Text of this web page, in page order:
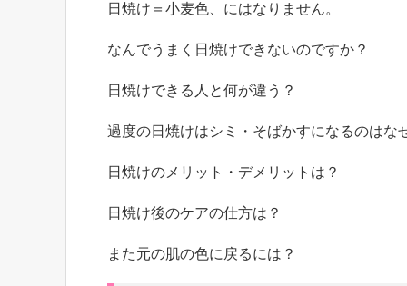
日焼け＝小麦色、にはなりません。
なんでうまく日焼けできないのですか？
日焼けできる人と何が違う？
過度の日焼けはシミ・そばかすになるのはな
日焼けのメリット・デメリットは？
日焼け後のケアの仕方は？
また元の肌の色に戻るには？